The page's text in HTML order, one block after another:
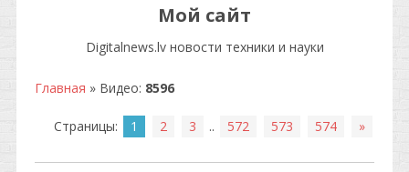
Мой сайт
Digitalnews.lv новости техники и науки
Главная » Видео: 8596
Страницы: 1 2 3 .. 572 573 574 »